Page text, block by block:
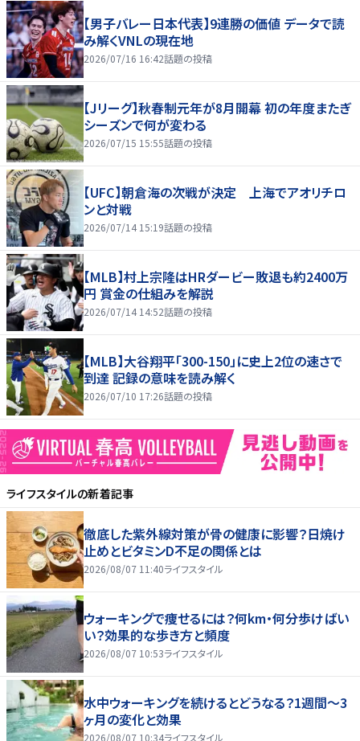
【男子バレー日本代表】9連勝の価値 データで読
み解くVNLの現在地
2026/07/16 16:42話題の投稿
【Jリーグ】秋春制元年が8月開幕 初の年度またぎ
シーズンで何が変わる
2026/07/15 15:55話題の投稿
【UFC】朝倉海の次戦が決定 上海でアオリチロ
ンと対戦
2026/07/14 15:19話題の投稿
【MLB】村上宗隆はHRダービー敗退も約2400万
円 賞金の仕組みを解説
2026/07/14 14:52話題の投稿
【MLB】大谷翔平「300-150」に史上2位の速さで
到達 記録の意味を読み解く
2026/07/10 17:26話題の投稿
ライフスタイルの新着記事
徹底した紫外線対策が骨の健康に影響？日焼け
止めとビタミンD不足の関係とは
2026/08/07 11:40ライフスタイル
ウォーキングで痩せるには？何km・何分歩けばい
い？効果的な歩き方と頻度
2026/08/07 10:53ライフスタイル
水中ウォーキングを続けるとどうなる？1週間～3
ヶ月の変化と効果
2026/08/07 10:34ライフスタイル